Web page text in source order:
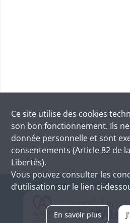
Ce site utilise des cookies
son bon fonctionnement. Ils
donnée personnelle et sont
consentements (Article 82 de
Libertés).
Vous pouvez consulter les
d’utilisation sur le lien ci-
En savoir plus